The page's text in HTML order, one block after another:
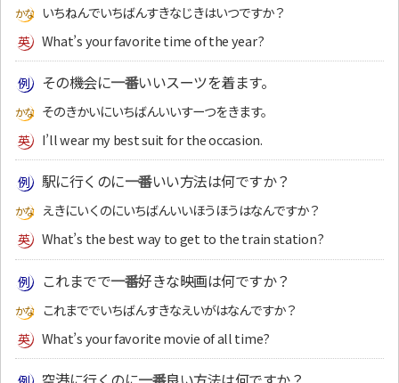
いちねんでいちばんすきなじきはいつですか？
What’s your favorite time of the year?
その機会に一番いいスーツを着ます。
そのきかいにいちばんいいすーつをきます。
I’ll wear my best suit for the occasion.
駅に行くのに一番いい方法は何ですか？
えきにいくのにいちばんいいほうほうはなんですか？
What’s the best way to get to the train station?
これまでで一番好きな映画は何ですか？
これまででいちばんすきなえいがはなんですか？
What’s your favorite movie of all time?